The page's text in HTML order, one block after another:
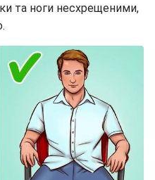
та ноги несхрещеними,